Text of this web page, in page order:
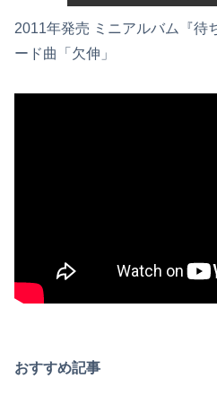
2011年発売 ミニアルバム『待
ード曲「欠伸」
おすすめ記事